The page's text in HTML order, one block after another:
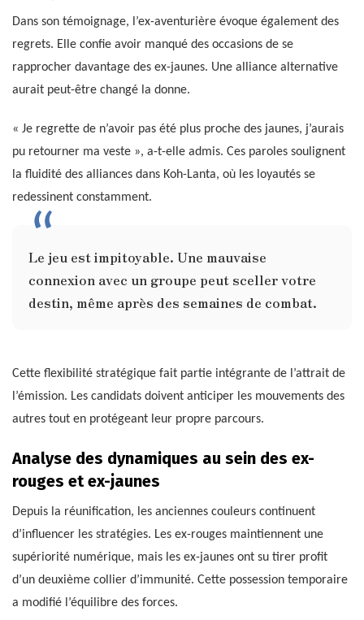
Dans son témoignage, l’ex-aventurière évoque également des
regrets. Elle confie avoir manqué des occasions de se
rapprocher davantage des ex-jaunes. Une alliance alternative
aurait peut-être changé la donne.
« Je regrette de n’avoir pas été plus proche des jaunes, j’aurais
pu retourner ma veste », a-t-elle admis. Ces paroles soulignent
la fluidité des alliances dans Koh-Lanta, où les loyautés se
redessinent constamment.
Le jeu est impitoyable. Une mauvaise
connexion avec un groupe peut sceller votre
destin, même après des semaines de combat.
Cette flexibilité stratégique fait partie intégrante de l’attrait de
l’émission. Les candidats doivent anticiper les mouvements des
autres tout en protégeant leur propre parcours.
Analyse des dynamiques au sein des ex-
rouges et ex-jaunes
Depuis la réunification, les anciennes couleurs continuent
d’influencer les stratégies. Les ex-rouges maintiennent une
supériorité numérique, mais les ex-jaunes ont su tirer profit
d’un deuxième collier d’immunité. Cette possession temporaire
a modifié l’équilibre des forces.